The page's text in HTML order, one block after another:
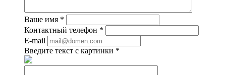
Ваше имя *
Контактный телефон *
E-mail
Введите текст с картинки *